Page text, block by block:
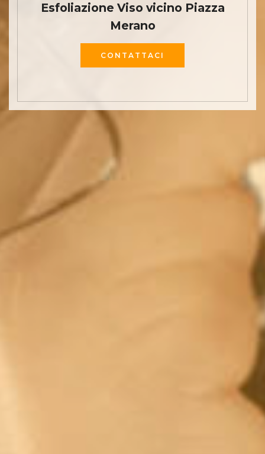
Esfoliazione Viso vicino Piazza
Merano
CONTATTACI